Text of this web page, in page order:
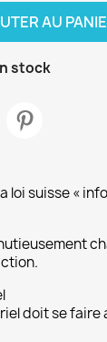
AU
stock
loi suisse «
doit se